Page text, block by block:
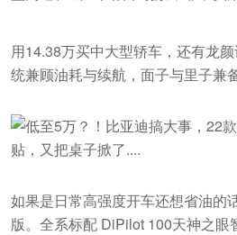
用14.38万买中大型轿车，还有龙
统兼顾油耗与续航，面子与里子兼备
如果是日常高强度开车还想省油的
版。全系标配 DiPilot 100天神之眼